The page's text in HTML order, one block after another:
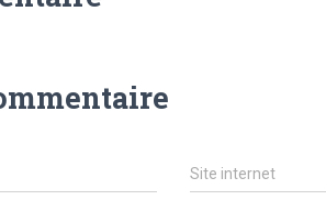
Site internet